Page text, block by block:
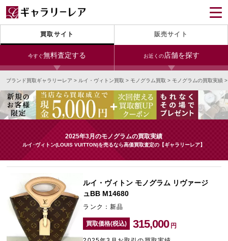
買取サイト 販売サイト
今すぐ無料査定する お近くの店舗を探す
今すぐLINE査定
24時間受付（対応時間10:00～19:00）
宅配買取を申し込む
無料の宅配キットをお届けします
今すぐ電話査定
受付時間 10:00～19:00
銀座本店 青山表参道店 新宿東口店
小田急新宿店
心斎橋本店 東心斎橋店 梅田店
なんば店 神戸元町(三宮)店 LAB大阪
中野ブロードウェイ
ブランド買取ギャラリーレア > ルイ・ヴィトン買取 > モノグラム買取 > モノグラムの買取実績
2025年3月のモノグラムの買取実績
ルイ･ヴィトン(LOUIS VUITTON)を売るなら高価買取査定の【ギャラリーレア】
ルイ・ヴィトン モノグラム リヴァージ
ュBB M14680
ランク：新品
買取価格(税込) 315,000 円